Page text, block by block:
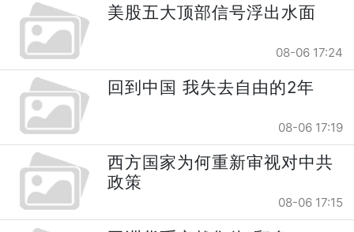
美股五大顶部信号浮出水面
08-06 17:24
回到中国 我失去自由的2年
08-06 17:19
西方国家为何重新审视对中共
政策
08-06 17:15